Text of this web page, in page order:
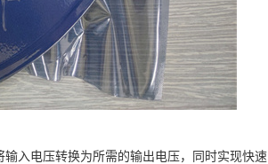
入电压转换为所需的输出电压，同时实现快速